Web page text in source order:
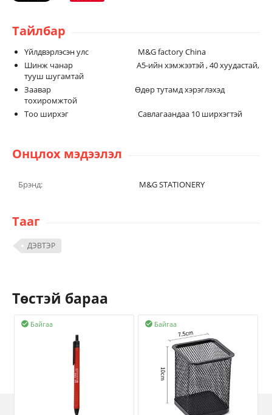
Тайлбар
Үйлдвэрлэсэн улс M&G factory China
Шинж чанар A5-ийн хэмжээтэй , 40 хуудастай,
тууш шугамтай
Заавар Өдөр тутамд хэрэглэхэд
тохиромжтой
Тоо ширхэг Савлагаандаа 10 ширхэгтэй
Онцлох мэдээлэл
Брэнд: M&G STATIONERY
Тааг
ДЭВТЭР
Төстэй бараа
Байгаа
 Байгаа
